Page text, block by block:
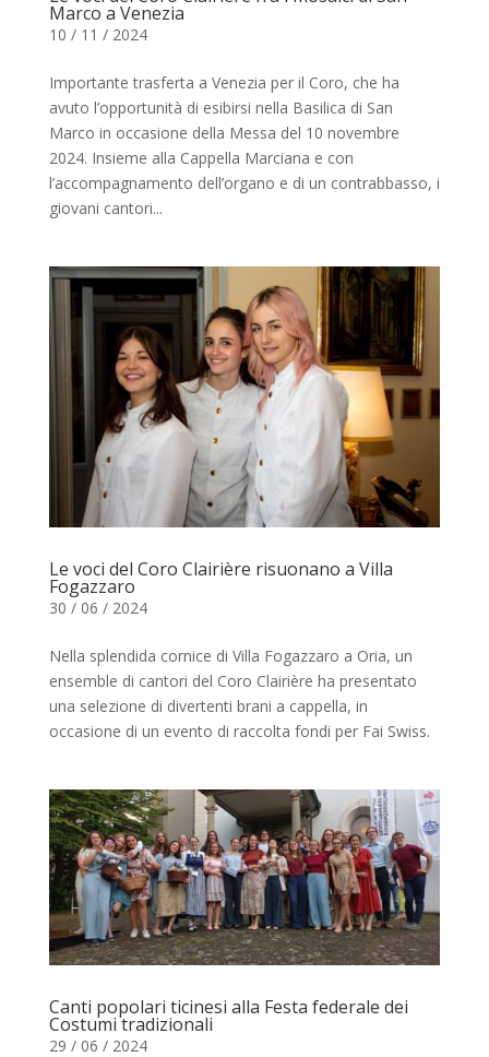
Marco a Venezia
10 / 11 / 2024
Importante trasferta a Venezia per il Coro, che ha
avuto l’opportunità di esibirsi nella Basilica di San
Marco in occasione della Messa del 10 novembre
2024. Insieme alla Cappella Marciana e con
l’accompagnamento dell’organo e di un contrabbasso, i
giovani cantori...
Le voci del Coro Clairière risuonano a Villa
Fogazzaro
30 / 06 / 2024
Nella splendida cornice di Villa Fogazzaro a Oria, un
ensemble di cantori del Coro Clairière ha presentato
una selezione di divertenti brani a cappella, in
occasione di un evento di raccolta fondi per Fai Swiss.
Canti popolari ticinesi alla Festa federale dei
Costumi tradizionali
29 / 06 / 2024